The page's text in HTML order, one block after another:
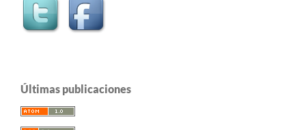
Últimas publicaciones